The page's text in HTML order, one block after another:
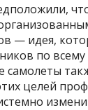
— идея,
по всему
самолеты
целей